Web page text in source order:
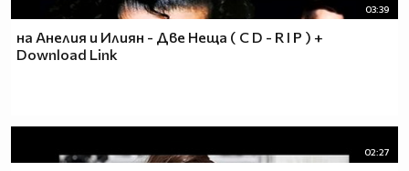
03:39
на Анелия и Илиян - Две Неща ( C D - R I P ) +
Download Link
02:27